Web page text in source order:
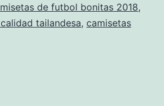
de futbol bonitas 2018,
tailandesa, camisetas